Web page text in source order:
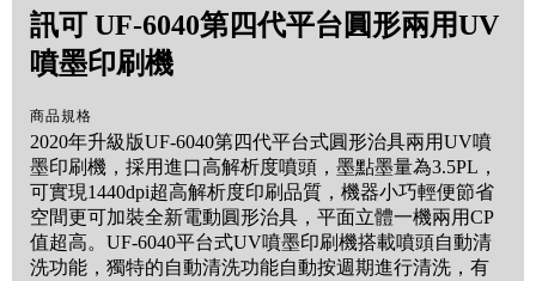
訊可 UF-6040第四代平台圓形兩用UV
噴墨印刷機
商品規格
2020年升級版UF-6040第四代平台式圓形治具兩用UV噴
墨印刷機，採用進口高解析度噴頭，墨點墨量為3.5PL，
可實現1440dpi超高解析度印刷品質，機器小巧輕便節省
空間更可加裝全新電動圓形治具，平面立體一機兩用CP
值超高。UF-6040平台式UV噴墨印刷機搭載噴頭自動清
洗功能，獨特的自動清洗功能自動按週期進行清洗，有